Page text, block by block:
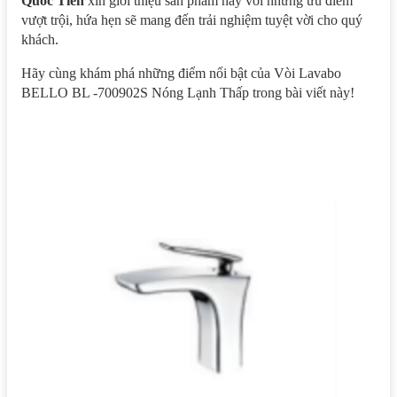
vượt trội, hứa hẹn sẽ mang đến trải nghiệm tuyệt vời cho quý
khách.
Hãy cùng khám phá những điểm nổi bật của Vòi Lavabo
BELLO BL -700902S Nóng Lạnh Thấp trong bài viết này!